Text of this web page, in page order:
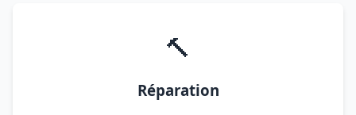
🔨
Réparation